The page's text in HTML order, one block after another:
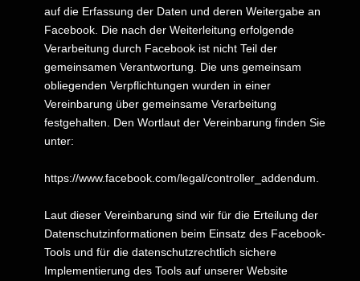
auf die Erfassung der Daten und deren Weitergabe an
Facebook. Die nach der Weiterleitung erfolgende
Verarbeitung durch Facebook ist nicht Teil der
gemeinsamen Verantwortung. Die uns gemeinsam
obliegenden Verpflichtungen wurden in einer
Vereinbarung über gemeinsame Verarbeitung
festgehalten. Den Wortlaut der Vereinbarung finden Sie
unter:
https://www.facebook.com/legal/controller_addendum
Laut dieser Vereinbarung sind wir für die Erteilung der
Datenschutzinformationen beim Einsatz des Facebook-
Tools und für die datenschutzrechtlich sichere
Implementierung des Tools auf unserer Website